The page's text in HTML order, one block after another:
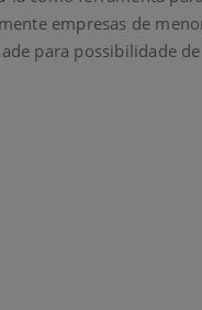
empresas de
para possibilidade